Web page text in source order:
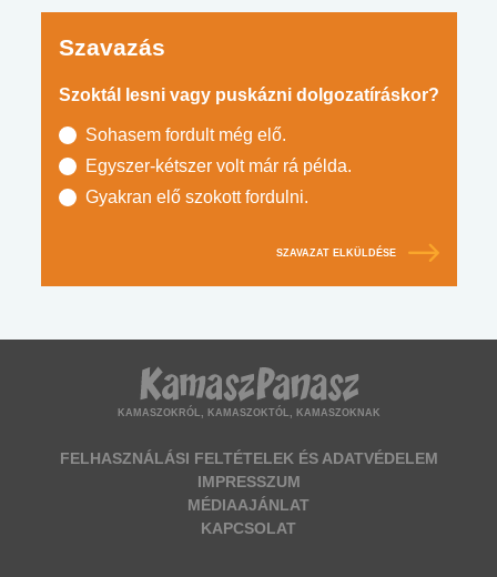
Szavazás
Szoktál lesni vagy puskázni dolgozatíráskor?
Sohasem fordult még elő.
Egyszer-kétszer volt már rá példa.
Gyakran elő szokott fordulni.
SZAVAZAT ELKÜLDÉSE
KAMASZOKRÓL, KAMASZOKTÓL, KAMASZOKNAK
FELHASZNÁLÁSI FELTÉTELEK ÉS ADATVÉDELEM
IMPRESSZUM
MÉDIAAJÁNLAT
KAPCSOLAT